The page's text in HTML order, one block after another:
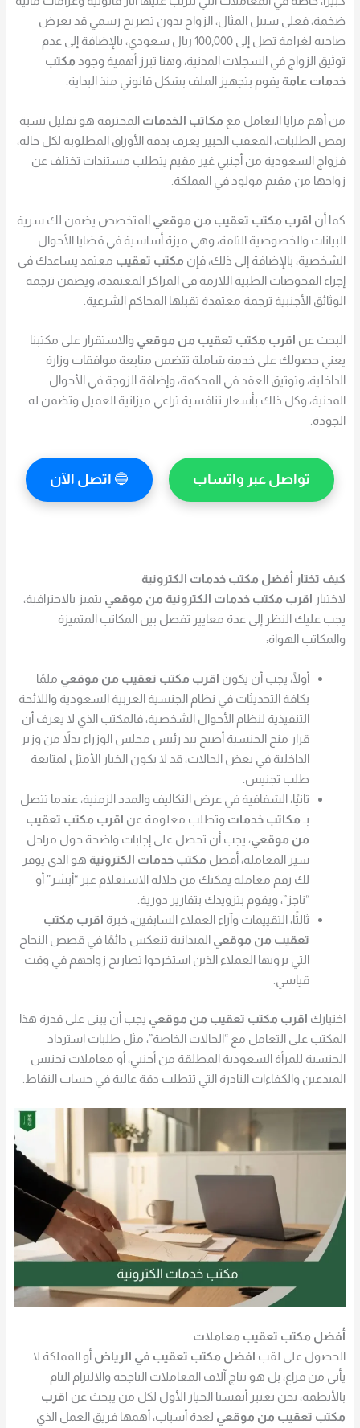
ضخمة، فعلى سبيل المثال، الزواج بدون تصريح رسمي قد يعرض
صاحبه لغرامة تصل إلى 100,000 ريال سعودي، بالإضافة إلى عدم
توثيق الزواج في السجلات المدنية، وهنا تبرز أهمية وجود مكتب
خدمات عامة يقوم بتجهيز الملف بشكل قانوني منذ البداية.
من أهم مزايا التعامل مع مكاتب الخدمات المحترفة هو تقليل نسبة
رفض الطلبات، المعقب الخبير يعرف بدقة الأوراق المطلوبة لكل حالة،
فزواج السعودية من أجنبي غير مقيم يتطلب مستندات تختلف عن
زواجها من مقيم مولود في المملكة.
كما أن اقرب مكتب تعقيب من موقعي المتخصص يضمن لك سرية
البيانات والخصوصية التامة، وهي ميزة أساسية في قضايا الأحوال
الشخصية، بالإضافة إلى ذلك، فإن مكتب تعقيب معتمد يساعدك في
إجراء الفحوصات الطبية اللازمة في المراكز المعتمدة، ويضمن ترجمة
الوثائق الأجنبية ترجمة معتمدة تقبلها المحاكم الشرعية.
البحث عن اقرب مكتب تعقيب من موقعي والاستقرار على مكتبنا
يعني حصولك على خدمة شاملة تتضمن متابعة موافقات وزارة
الداخلية، وتوثيق العقد في المحكمة، وإضافة الزوجة في الأحوال
المدنية، وكل ذلك بأسعار تنافسية تراعي ميزانية العميل وتضمن له
الجودة.
تواصل عبر واتساب 🔵 اتصل الآن
كيف تختار أفضل مكتب خدمات الكترونية
لاختيار اقرب مكتب خدمات الكترونية من موقعي يتميز بالاحترافية،
يجب عليك النظر إلى عدة معايير تفصل بين المكاتب المتميزة
والمكاتب الهواة:
أولًا، يجب أن يكون اقرب مكتب تعقيب من موقعي ملمًا
بكافة التحديثات في نظام الجنسية العربية السعودية واللائحة
التنفيذية لنظام الأحوال الشخصية، فالمكتب الذي لا يعرف أن
قرار منح الجنسية أصبح بيد رئيس مجلس الوزراء بدلاً من وزير
الداخلية في بعض الحالات، قد لا يكون الخيار الأمثل لمتابعة
طلب تجنيس.
ثانيًا، الشفافية في عرض التكاليف والمدد الزمنية، عندما تتصل
بـ مكاتب خدمات وتطلب معلومة عن اقرب مكتب تعقيب
من موقعي، يجب أن تحصل على إجابات واضحة حول مراحل
سير المعاملة، أفضل مكتب خدمات الكترونية هو الذي يوفر
لك رقم معاملة يمكنك من خلاله الاستعلام عبر “أبشر” أو
“ناجز”، ويقوم بتزويدك بتقارير دورية.
ثالثًا، التقييمات وآراء العملاء السابقين، خبرة اقرب مكتب
تعقيب من موقعي الميدانية تنعكس دائمًا في قصص النجاح
التي يرويها العملاء الذين استخرجوا تصاريح زواجهم في وقت
قياسي.
اختيارك اقرب مكتب تعقيب من موقعي يجب أن يبنى على قدرة هذا
المكتب على التعامل مع “الحالات الخاصة”، مثل طلبات استرداد
الجنسية للمرأة السعودية المطلقة من أجنبي، أو معاملات تجنيس
المبدعين والكفاءات النادرة التي تتطلب دقة عالية في حساب النقاط.
أفضل مكتب تعقيب معاملات
الحصول على لقب افضل مكتب تعقيب في الرياض أو المملكة لا
يأتي من فراغ، بل هو نتاج آلاف المعاملات الناجحة والالتزام التام
بالأنظمة، نحن نعتبر أنفسنا الخيار الأول لكل من يبحث عن اقرب
مكتب تعقيب من موقعي لعدة أسباب، أهمها فريق العمل الذي